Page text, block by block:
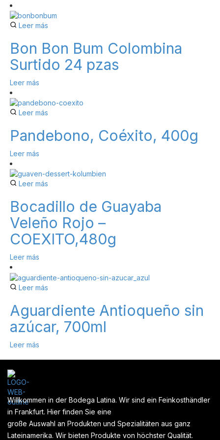
Leer más
Bon Bon Bum Colombina
Surtido 24 pzas
Leer más
Leer más
Pandebono, Coéxito, 400g
Leer más
Leer más
Bocadillo de Guayaba
Veleño Rojo –
COEXITO,480g
Leer más
Leer más
Aguardiente Antioqueño sin
azúcar, 700ml
Leer más
Willkommen in der Bodega Latina. Wir sind ein Feinkosthändler
in Frankfurt. Hier finden Sie eine
große Auswahl an Produkten und Spezialitäten aus ganz
Lateinamerika. Wir bieten Produkte von höchster Qualität.